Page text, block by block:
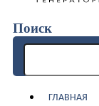
Поиск
ГЛАВНАЯ